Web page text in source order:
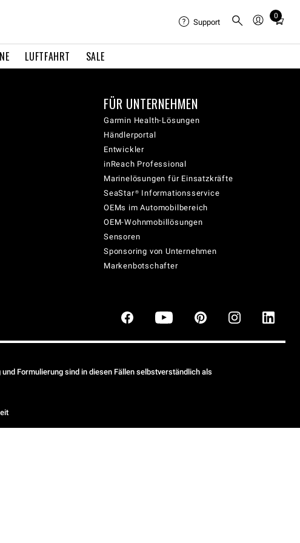
LUFTFAHRT SALE
Support
0
Total
cart:
FÜR UNTERNEHMEN
Garmin Health-Lösungen
Händlerportal
Entwickler
inReach Professional
Marinelösungen für Einsatzkräfte
SeaStar® Informationsservice
OEMs im Automobilbereich
OEM-Wohnmobillösungen
Sensoren
Sponsoring von Unternehmen
Markenbotschafter
Formulierung sind in diesen Fällen selbstverständlich als